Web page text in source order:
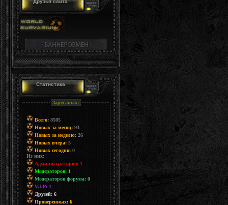
Друзья сайта
Статистика
Зареганых:
Всего:8505
Новых за месяц:93
Новых за неделю:26
Новых вчера:5
Новых сегодня:0
Из них:
Администраторов: 1
Модераторов: 1
Модераторов форума: 0
V.I.P: 1
Друзей: 6
Проверенных: 6